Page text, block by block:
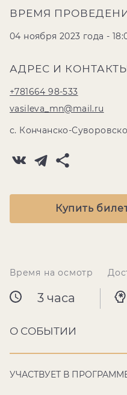
ВРЕМЯ
04 ноября 2023 года -
АДРЕС И
+781664 98-533
vasileva_mn@mail.ru
с. Кончанско-
Купить
Время на осмотр
3 часа
О СОБЫТИИ
УЧАСТВУЕТ В